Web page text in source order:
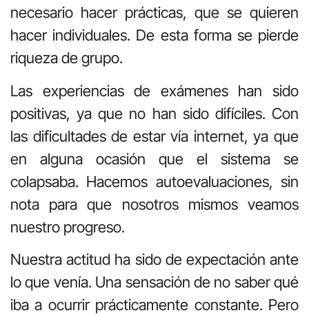
necesario hacer prácticas, que se quieren
hacer individuales. De esta forma se pierde
riqueza de grupo.
Las experiencias de exámenes han sido
positivas, ya que no han sido difíciles. Con
las dificultades de estar vía internet, ya que
en alguna ocasión que el sistema se
colapsaba. Hacemos autoevaluaciones, sin
nota para que nosotros mismos veamos
nuestro progreso.
Nuestra actitud ha sido de expectación ante
lo que venía. Una sensación de no saber qué
iba a ocurrir prácticamente constante. Pero